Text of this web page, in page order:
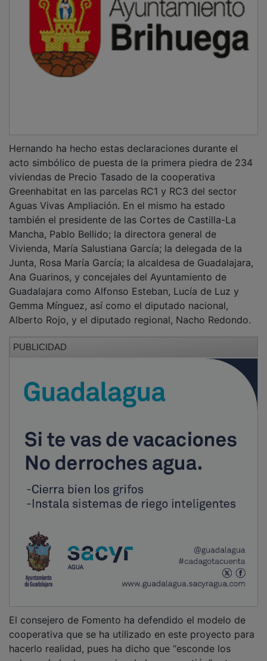
acto simbólico de puesta de la primera piedra de 234
viviendas de Precio Tasado de la cooperativa
Greenhabitat en las parcelas RC1 y RC3 del sector
Aguas Vivas Ampliación. En el mismo ha estado
también el presidente de las Cortes de Castilla-La
Mancha, Pablo Bellido; la directora general de
Vivienda, María Salustiana García; la delegada de la
Junta, Rosa María García; la alcaldesa de Guadalajara,
Ana Guarinos, y concejales del Ayuntamiento de
Guadalajara como Alfonso Esteban, Lucía de Luz y
Gemma Mínguez, así como el diputado nacional,
Alberto Rojo, y el diputado regional, Nacho Redondo.
cooperativa que se ha utilizado en este proyecto para
hacerlo realidad, pues ha dicho que “esconde los
valores de la democracia y la buena gestión”, y tras